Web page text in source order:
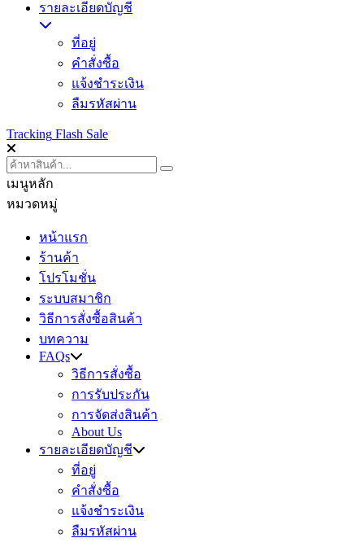
รายละเอียดบัญชี
ที่อยู่
คำสั่งซื้อ
แจ้งชำระเงิน
ลืมรหัสผ่าน
Tracking Flash Sale
เมนูหลัก
หมวดหมู่
หน้าแรก
ร้านค้า
โปรโมชั่น
ระบบสมาชิก
วิธีการสั่งซื้อสินค้า
บทความ
FAQs
วิธีการสั่งซื้อ
การรับประกัน
การจัดส่งสินค้า
About Us
รายละเอียดบัญชี
ที่อยู่
คำสั่งซื้อ
แจ้งชำระเงิน
ลืมรหัสผ่าน